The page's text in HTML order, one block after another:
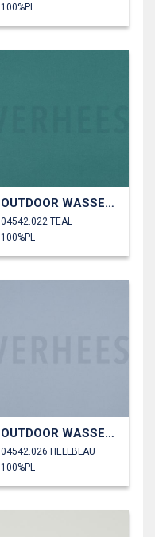
100%PL
OUTDOOR WASSERDICHT
04542.022 TEAL
100%PL
OUTDOOR WASSERDICHT
04542.026 HELLBLAU
100%PL